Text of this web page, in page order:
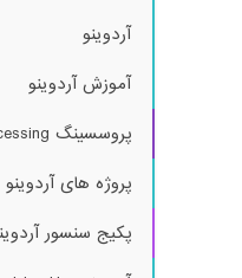
آردوینو
آموزش آردوینو
پروسسینگ Processing
پروژه های آردوینو
پکیج سنسور